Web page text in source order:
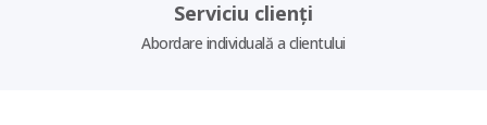
Serviciu clienți
Abordare individuală a clientului